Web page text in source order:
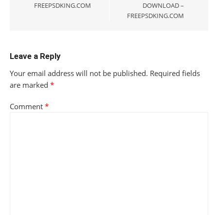
FREEPSDKING.COM
DOWNLOAD –
FREEPSDKING.COM
Leave a Reply
Your email address will not be published. Required fields
are marked *
Comment *